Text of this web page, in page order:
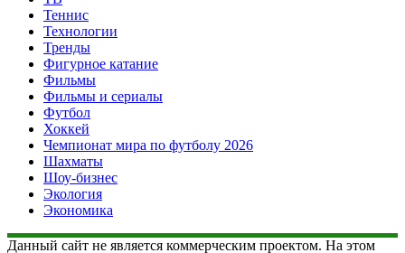
Теннис
Технологии
Тренды
Фигурное катание
Фильмы
Фильмы и сериалы
Футбол
Хоккей
Чемпионат мира по футболу 2026
Шахматы
Шоу-бизнес
Экология
Экономика
Данный сайт не является коммерческим проектом. На этом